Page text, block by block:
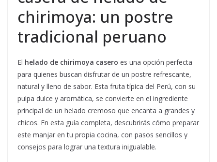
chirimoya: un postre
tradicional peruano
El helado de chirimoya casero es una opción perfecta
para quienes buscan disfrutar de un postre refrescante,
natural y lleno de sabor. Esta fruta típica del Perú, con su
pulpa dulce y aromática, se convierte en el ingrediente
principal de un helado cremoso que encanta a grandes y
chicos. En esta guía completa, descubrirás cómo preparar
este manjar en tu propia cocina, con pasos sencillos y
consejos para lograr una textura inigualable.